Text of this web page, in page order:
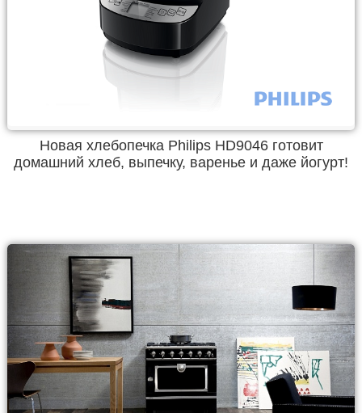
Новая хлебопечка Philips HD9046 готовит
домашний хлеб, выпечку, варенье и даже йогурт!